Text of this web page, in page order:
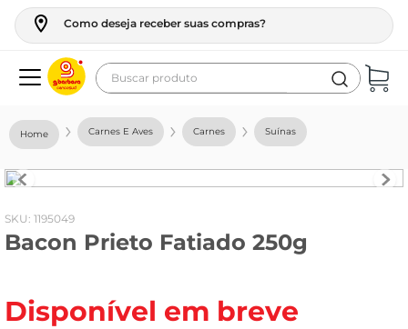
Como deseja receber suas compras?
Buscar produto
Carnes E Aves Carnes Suínas
: 1195049
Bacon Prieto Fatiado 250g
Disponível em breve
geladeira
fogao
café
frango